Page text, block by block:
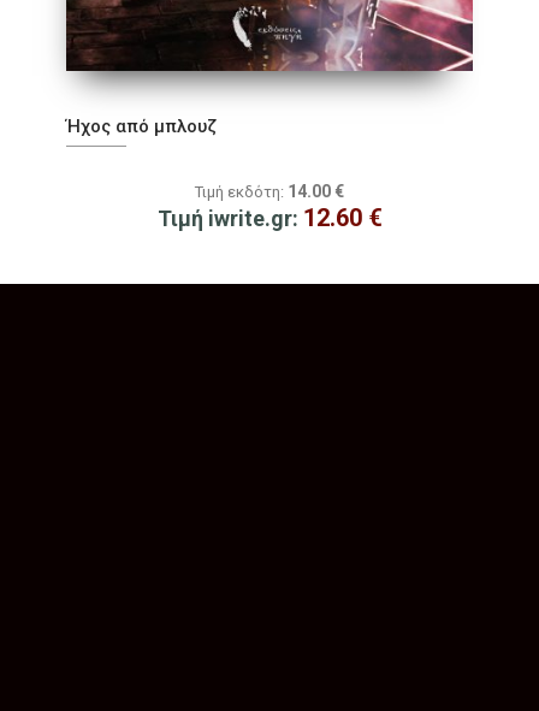
Ήχος από µπλουζ
Τιμή εκδότη: 14.00 €
Τιμή iwrite.gr: 12.60 €